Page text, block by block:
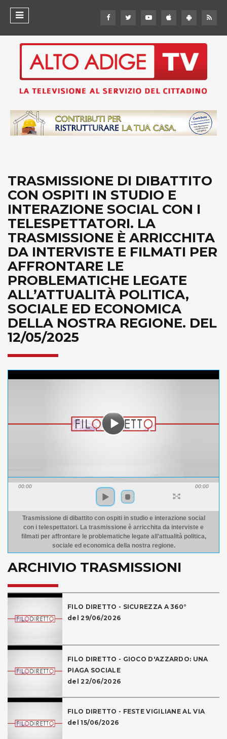
TRASMISSIONE DI DIBATTITO
CON OSPITI IN STUDIO E
INTERAZIONE SOCIAL CON I
TELESPETTATORI. LA
TRASMISSIONE È ARRICCHITA
DA INTERVISTE E FILMATI PER
AFFRONTARE LE
PROBLEMATICHE LEGATE
ALL’ATTUALITÀ POLITICA,
SOCIALE ED ECONOMICA
DELLA NOSTRA REGIONE. DEL
12/05/2025
00:00 00:00
Trasmissione di dibattito con ospiti in studio e interazione social
con i telespettatori. La trasmissione è arricchita da interviste e
filmati per affrontare le problematiche legate all’attualità politica,
sociale ed economica della nostra regione.
ARCHIVIO TRASMISSIONI
FILO DIRETTO - SICUREZZA A 360°
del 29/06/2026
FILO DIRETTO - GIOCO D'AZZARDO: UNA
PIAGA SOCIALE
del 22/06/2026
FILO DIRETTO - FESTE VIGILIANE AL VIA
del 15/06/2026